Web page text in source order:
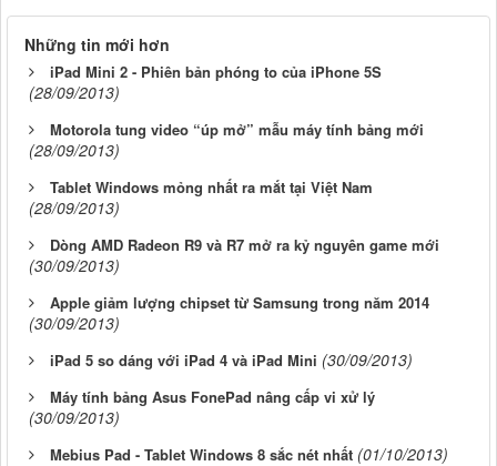
Những tin mới hơn
iPad Mini 2 - Phiên bản phóng to của iPhone 5S
(28/09/2013)
Motorola tung video “úp mở” mẫu máy tính bảng mới
(28/09/2013)
Tablet Windows mỏng nhất ra mắt tại Việt Nam
(28/09/2013)
Dòng AMD Radeon R9 và R7 mở ra kỷ nguyên game mới
(30/09/2013)
Apple giảm lượng chipset từ Samsung trong năm 2014
(30/09/2013)
iPad 5 so dáng với iPad 4 và iPad Mini (30/09/2013)
Máy tính bảng Asus FonePad nâng cấp vi xử lý
(30/09/2013)
Mebius Pad - Tablet Windows 8 sắc nét nhất (01/10/2013)